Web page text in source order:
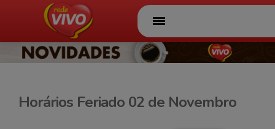
Página Inicial
Folhetos
Horários Feriado 02 de Novembro